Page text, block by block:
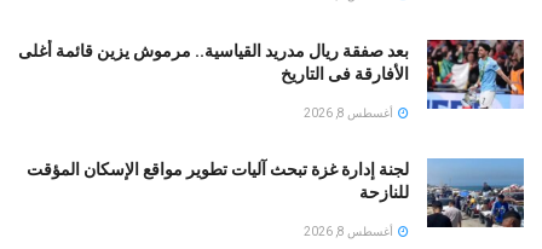
بعد صفقة ريال مدريد القياسية.. مرموش يزين قائمة أغلى
الأفارقة فى التاريخ
أغسطس 8, 2026
لجنة إدارة غزة تبحث آليات تطوير مواقع الإسكان المؤقت
للنازحة
أغسطس 8, 2026